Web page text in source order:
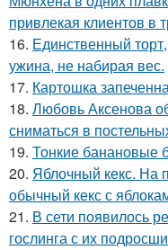
привлекая клиентов в
16. Единственный
ужина, не набирая вес.
17. Картошка
18. Любовь Аксенова
сниматься в
19. Тонкие банановые
20. Яблочный кекс. На
обычный кекс с
21. В сети появилось
гослинга с их